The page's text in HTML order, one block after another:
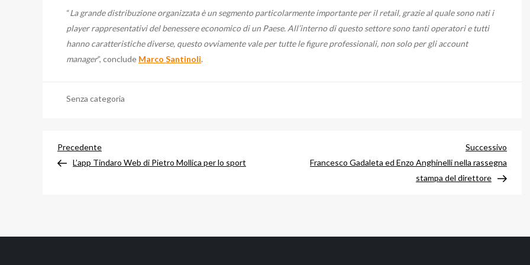
“La grande distribuzione organizzata è un segmento particolarmente importante per il retail, grazie al quale sono nati i
player rappresentativi del benessere economico di un Paese. All’interno di questo settore sono tanti operatori e tutti
hanno caratteristiche diverse, questo ovviamente vale per tutte le figure professionali, non solo per gli account
manager”, conclude Marco Santinoli.
Senza categoria
Navigazione
Articolo
precedente
Precedente
L’app Tindaro Web di Pietro Mollica per lo sport
Successivo
Francesco Gadaleta ed Enzo Anghinelli nella rassegna
stampa del direttore